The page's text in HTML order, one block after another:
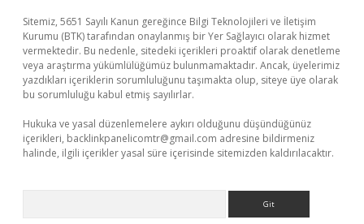
Sitemiz, 5651 Sayılı Kanun gereğince Bilgi Teknolojileri ve İletişim
Kurumu (BTK) tarafından onaylanmış bir Yer Sağlayıcı olarak hizmet
vermektedir. Bu nedenle, sitedeki içerikleri proaktif olarak denetleme
veya araştırma yükümlülüğümüz bulunmamaktadır. Ancak, üyelerimiz
yazdıkları içeriklerin sorumluluğunu taşımakta olup, siteye üye olarak
bu sorumluluğu kabul etmiş sayılırlar.
Hukuka ve yasal düzenlemelere aykırı olduğunu düşündüğünüz
içerikleri, backlinkpanelicomtr@gmail.com adresine bildirmeniz
halinde, ilgili içerikler yasal süre içerisinde sitemizden kaldırılacaktır.